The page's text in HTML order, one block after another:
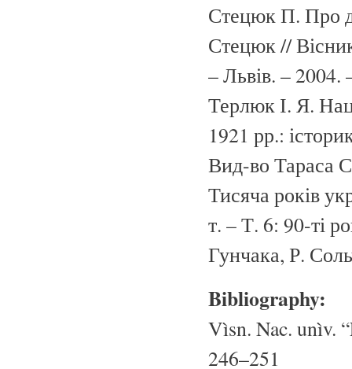
Стецюк П. Про
Стецюк //
– Львів. –
Терлюк І. Я.
1921 рр.:
Вид-во Тараса
Тисяча років
т. – Т. 6: 90-ті
Гунчака, Р.
Bibliography:
Vìsn. Nac. unìv.
246–251